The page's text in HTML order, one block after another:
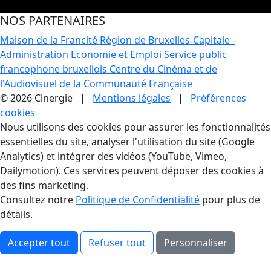
NOS PARTENAIRES
Maison de la Francité Région de Bruxelles-Capitale -
Administration Economie et Emploi Service public
francophone bruxellois Centre du Cinéma et de
l'Audiovisuel de la Communauté Française
© 2026 Cinergie | Mentions légales | Préférences
cookies
Gestion des Cookies
Nous utilisons des cookies pour assurer les fonctionnalités
essentielles du site, analyser l'utilisation du site (Google
Analytics) et intégrer des vidéos (YouTube, Vimeo,
Dailymotion). Ces services peuvent déposer des cookies à
des fins marketing.
Consultez notre Politique de Confidentialité pour plus de
détails.
Accepter tout Refuser tout Personnaliser